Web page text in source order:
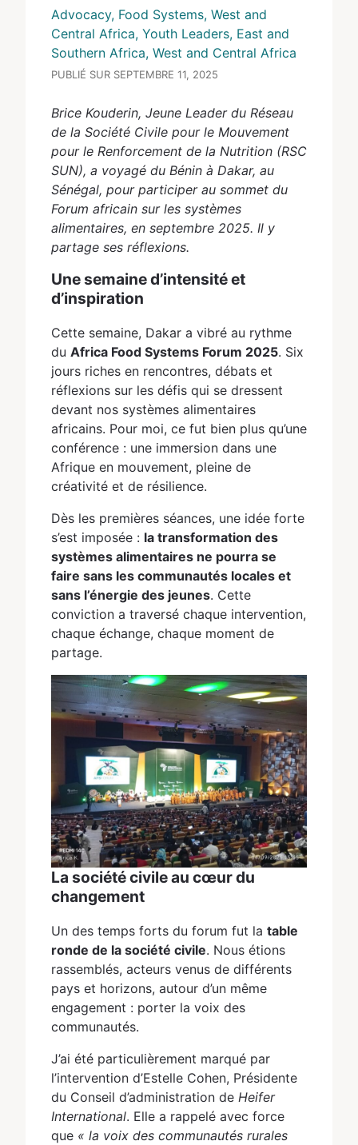
Advocacy, Food Systems, West and
Central Africa, Youth Leaders, East and
Southern Africa, West and Central Africa
PUBLIÉ SUR SEPTEMBRE 11, 2025
Brice Kouderin, Jeune Leader du Réseau
de la Société Civile pour le Mouvement
pour le Renforcement de la Nutrition (RSC
SUN), a voyagé du Bénin à Dakar, au
Sénégal, pour participer au sommet du
Forum africain sur les systèmes
alimentaires, en septembre 2025. Il y
partage ses réflexions.
Une semaine d’intensité et
d’inspiration
Cette semaine, Dakar a vibré au rythme
du Africa Food Systems Forum 2025. Six
jours riches en rencontres, débats et
réflexions sur les défis qui se dressent
devant nos systèmes alimentaires
africains. Pour moi, ce fut bien plus qu’une
conférence : une immersion dans une
Afrique en mouvement, pleine de
créativité et de résilience.
Dès les premières séances, une idée forte
s’est imposée : la transformation des
systèmes alimentaires ne pourra se
faire sans les communautés locales et
sans l’énergie des jeunes. Cette
conviction a traversé chaque intervention,
chaque échange, chaque moment de
partage.
La société civile au cœur du
changement
Un des temps forts du forum fut la table
ronde de la société civile. Nous étions
rassemblés, acteurs venus de différents
pays et horizons, autour d’un même
engagement : porter la voix des
communautés.
J’ai été particulièrement marqué par
l’intervention d’Estelle Cohen, Présidente
du Conseil d’administration de Heifer
International. Elle a rappelé avec force
que « la voix des communautés rurales